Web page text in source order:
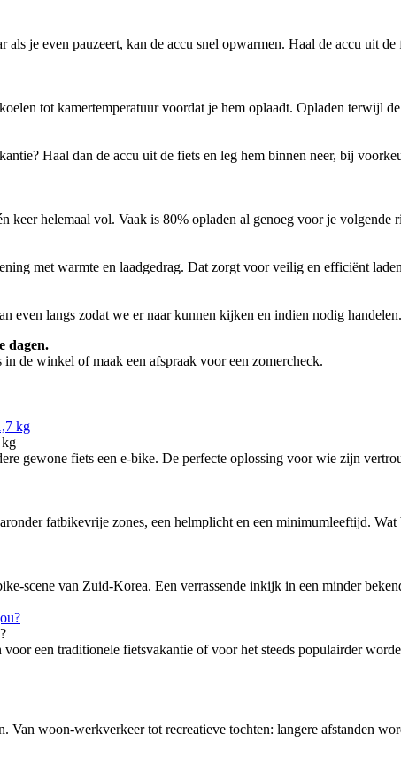
je even pauzeert, kan de accu snel opwarmen. Haal de accu uit
tot kamertemperatuur voordat je hem oplaadt. Opladen terwijl
Haal dan de accu uit de fiets en leg hem binnen neer, bij
keer helemaal vol. Vaak is 80% opladen al genoeg voor je
met warmte en laadgedrag. Dat zorgt voor veilig en efficiënt
even langs zodat we er naar kunnen kijken en indien nodig
dagen.
de winkel of maak een afspraak voor een zomercheck.
kg
gewone fiets een e-bike. De perfecte oplossing voor wie zijn
fatbikevrije zones, een helmplicht en een minimumleeftijd.
scene van Zuid-Korea. Een verrassende inkijk in een minder
een traditionele fietsvakantie of voor het steeds populairder
Van woon-werkverkeer tot recreatieve tochten: langere afstanden